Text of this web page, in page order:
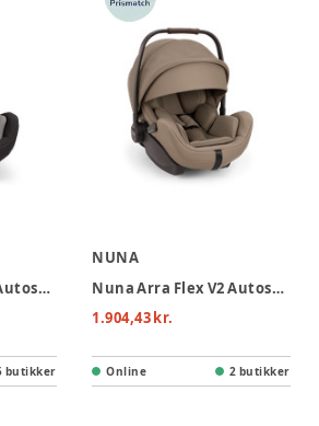
Nuna Arra Flex V2 Autostol - Caviar
butikker
NUNA
Nuna Arra Flex V2 Autostol - Ceder
1.904,43 kr.
Online 2 butikker